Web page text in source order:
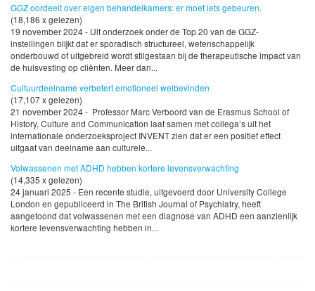
GGZ oordeelt over eigen behandelkamers: er moet iets gebeuren.
(18,186 x gelezen)
19 november 2024 - Uit onderzoek onder de Top 20 van de GGZ-
instellingen blijkt dat er sporadisch structureel, wetenschappelijk
onderbouwd of uitgebreid wordt stilgestaan bij de therapeutische impact van
de huisvesting op cliënten. Meer dan...
Cultuurdeelname verbetert emotioneel welbevinden
(17,107 x gelezen)
21 november 2024 - Professor Marc Verboord van de Erasmus School of
History, Culture and Communication laat samen met collega’s uit het
internationale onderzoeksproject INVENT zien dat er een positief effect
uitgaat van deelname aan culturele...
Volwassenen met ADHD hebben kortere levensverwachting
(14,335 x gelezen)
24 januari 2025 - Een recente studie, uitgevoerd door University College
London en gepubliceerd in The British Journal of Psychiatry, heeft
aangetoond dat volwassenen met een diagnose van ADHD een aanzienlijk
kortere levensverwachting hebben in...